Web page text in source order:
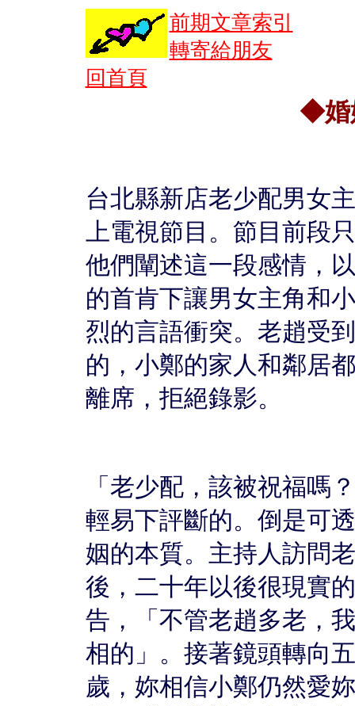
前期文章索引
轉寄給朋友
回首頁
◆婚
台北縣新店老少配男女
上電視節目。節目前段
他們闡述這一段感情，
的首肯下讓男女主角和
烈的言語衝突。老趙受
的，小鄭的家人和鄰居
離席，拒絕錄影。
「老少配，該被祝福嗎
輕易下評斷的。倒是可
姻的本質。主持人訪問
後，二十年以後很現實
告，「不管老趙多老，
相的」。接著鏡頭轉向
歲，妳相信小鄭仍然愛